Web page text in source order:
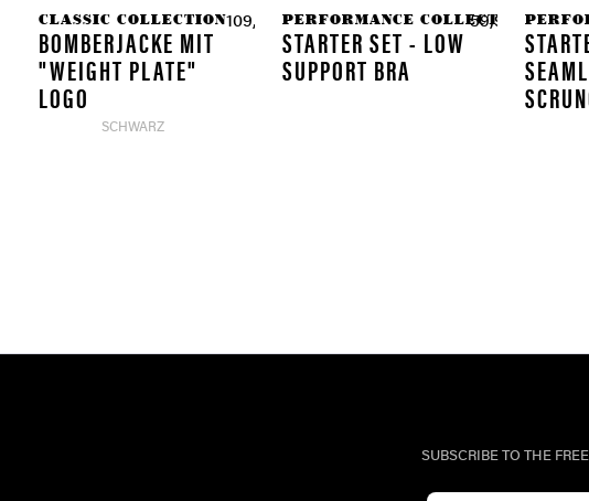
CLASSIC COLLECTION
BOMBERJACKE MIT
"WEIGHT PLATE"
LOGO
SCHWARZ
109,90 € *PERFORMANCE COLLECTION
STARTER SET - LOW
SUPPORT BRA
59,90 € *
SUBSCRIBE TO THE